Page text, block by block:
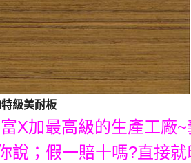
級美耐板
X加最高級的生產工廠
說；假一賠十嗎?直接